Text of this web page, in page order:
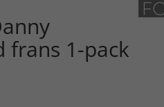
frans 1-pack